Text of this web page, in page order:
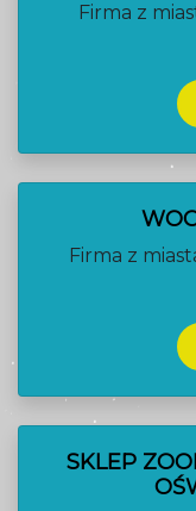
Firma z
Firma z
SKLEP